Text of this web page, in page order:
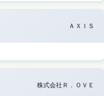
ＡＸＩＳ
株式会社Ｒ．ＯＶＥ